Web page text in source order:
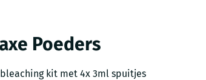
Poeders
bleaching kit met 4x 3ml spuitjes